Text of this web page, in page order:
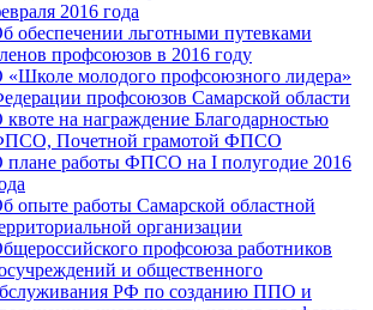
2016 года
обеспечении льготными путевками
профсоюзов в 2016 году
«Школе молодого профсоюзного лидера»
профсоюзов Самарской области
квоте на награждение Благодарностью
Почетной грамотой ФПСО
плане работы ФПСО на I полугодие 2016
опыте работы Самарской областной
организации
профсоюза работников
и общественного
РФ по созданию ППО и